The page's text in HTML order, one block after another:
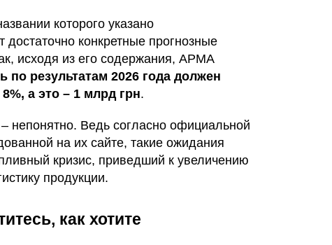
которого указано
конкретные прогнозные
исходя из его содержания, АРМА
по результатам 2026 года должен
а это – 1 млрд грн.
непонятно. Ведь согласно официальной
на их сайте, такие ожидания
кризис, приведший к увеличению
продукции.
как хотите